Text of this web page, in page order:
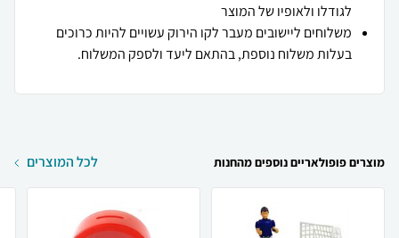
לגודלו ולאופיו של המוצר
משלוחים ליישובים מעבר לקו הירוק עשויים להיות כרוכים
בעלות משלוח נוספת, בהתאם ליעד ולספק המשלוח.
מוצרים פופולאריים נוספים מהחנות לכל המוצרים